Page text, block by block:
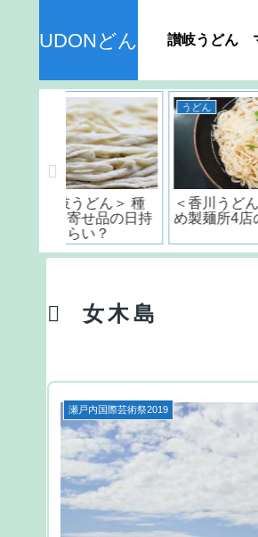
UDONどん 讃岐うどん
うどん
＜香川うどん屋＞おすす
め製麺所4店の紹介
女木島
瀬戸内国際芸術祭2019